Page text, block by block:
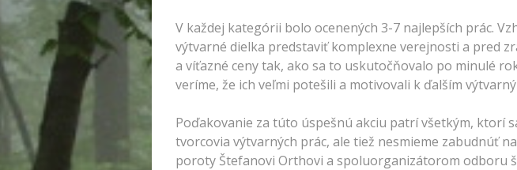
V každej kategórii bolo ocenených 3-7 najlepších prác.
výtvarné dielka predstaviť komplexne verejnosti a pred
a víťazné ceny tak, ako sa to uskutočňovalo po minulé
veríme, že ich veľmi potešili a motivovali k ďalším
Poďakovanie za túto úspešnú akciu patrí všetkým, ktorí
tvorcovia výtvarných prác, ale tiež nesmieme zabudnúť
poroty Štefanovi Orthovi a spoluorganizátorom odboru